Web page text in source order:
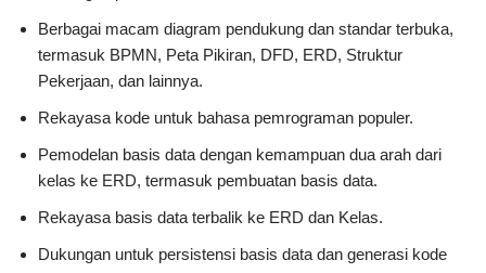
Berbagai macam diagram pendukung dan standar terbuka,
termasuk BPMN, Peta Pikiran, DFD, ERD, Struktur
Pekerjaan, dan lainnya.
Rekayasa kode untuk bahasa pemrograman populer.
Pemodelan basis data dengan kemampuan dua arah dari
kelas ke ERD, termasuk pembuatan basis data.
Rekayasa basis data terbalik ke ERD dan Kelas.
Dukungan untuk persistensi basis data dan generasi kode